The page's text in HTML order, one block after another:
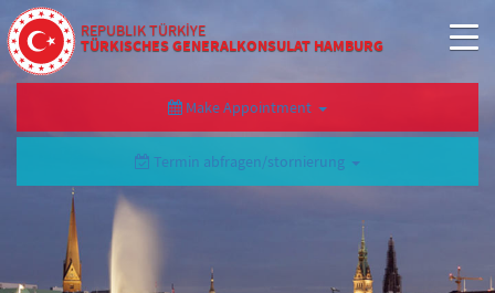
REPUBLIK TÜRKİYE
TÜRKISCHES GENERALKONSULAT HAMBURG
Make Appointment
Termin abfragen/stornierung